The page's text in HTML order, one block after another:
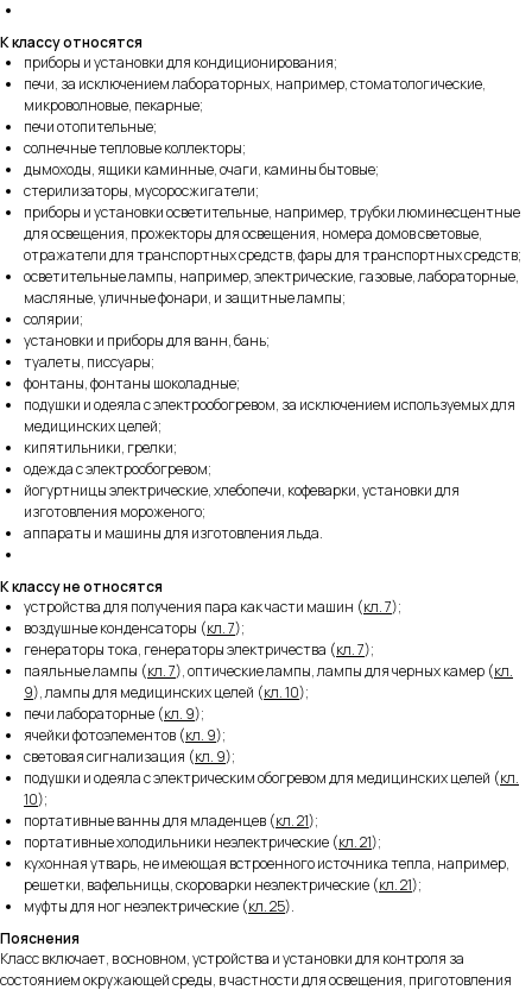
К классу относятся
приборы и установки для кондиционирования;
печи, за исключением лабораторных, например, стоматологические,
микроволновые, пекарные;
печи отопительные;
солнечные тепловые коллекторы;
дымоходы, ящики каминные, очаги, камины бытовые;
стерилизаторы, мусоросжигатели;
приборы и установки осветительные, например, трубки люминесцентные
для освещения, прожекторы для освещения, номера домов световые,
отражатели для транспортных средств, фары для транспортных средств;
осветительные лампы, например, электрические, газовые, лабораторные,
масляные, уличные фонари, и защитные лампы;
солярии;
установки и приборы для ванн, бань;
туалеты, писсуары;
фонтаны, фонтаны шоколадные;
подушки и одеяла с электрообогревом, за исключением используемых для
медицинских целей;
кипятильники, грелки;
одежда с электрообогревом;
йогуртницы электрические, хлебопечи, кофеварки, установки для
изготовления мороженого;
аппараты и машины для изготовления льда.
К классу не относятся
устройства для получения пара как части машин (кл. 7);
воздушные конденсаторы (кл. 7);
генераторы тока, генераторы электричества (кл. 7);
паяльные лампы (кл. 7), оптические лампы, лампы для черных камер (кл.
9), лампы для медицинских целей (кл. 10);
печи лабораторные (кл. 9);
ячейки фотоэлементов (кл. 9);
световая сигнализация (кл. 9);
подушки и одеяла с электрическим обогревом для медицинских целей (кл.
10);
портативные ванны для младенцев (кл. 21);
портативные холодильники неэлектрические (кл. 21);
кухонная утварь, не имеющая встроенного источника тепла, например,
решетки, вафельницы, скороварки неэлектрические (кл. 21);
муфты для ног неэлектрические (кл. 25).
Пояснения
Класс включает, в основном, устройства и установки для контроля за
состоянием окружающей среды, в частности для освещения, приготовления